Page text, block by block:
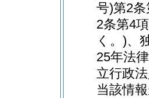
号)第2
2条第4
く。)、
25年法
立行政
当該情